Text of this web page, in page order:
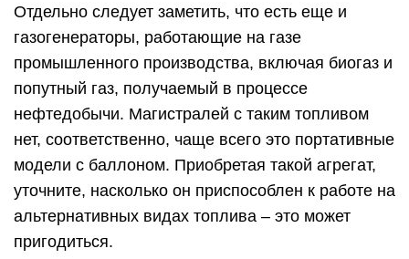
Отдельно следует заметить, что есть еще и
газогенераторы, работающие на газе
промышленного производства, включая биогаз и
попутный газ, получаемый в процессе
нефтедобычи. Магистралей с таким топливом
нет, соответственно, чаще всего это портативные
модели с баллоном. Приобретая такой агрегат,
уточните, насколько он приспособлен к работе на
альтернативных видах топлива – это может
пригодиться.